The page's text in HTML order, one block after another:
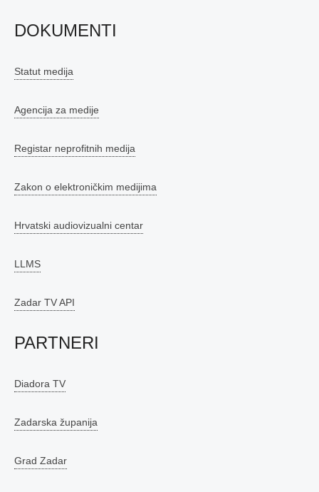
DOKUMENTI
Statut medija
Agencija za medije
Registar neprofitnih medija
Zakon o elektroničkim medijima
Hrvatski audiovizualni centar
LLMS
Zadar TV API
PARTNERI
Diadora TV
Zadarska županija
Grad Zadar